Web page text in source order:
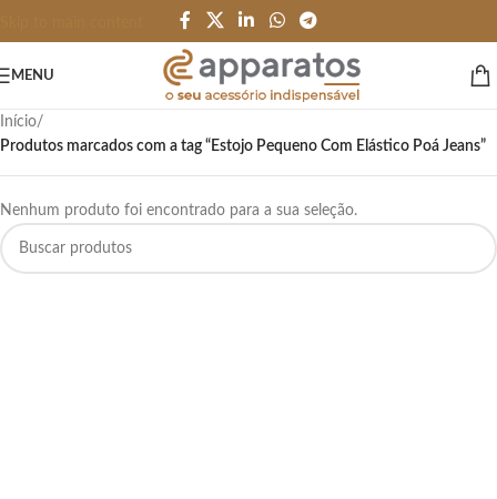
MENU
Início/
Produtos marcados com a tag “Estojo Pequeno Com Elástico Poá Jeans”
Nenhum produto foi encontrado para a sua seleção.